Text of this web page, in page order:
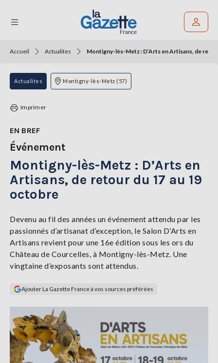
THÉMATIQUES
RÉGIONS
TENDANCES
SERVICES
LA
GAZETTE
Se
connecter
S'abonner
Accueil Actualites Montigny-lès-Metz : D’Arts en Artisans, de
Actualites Montigny-lès-Metz (57)
Imprimer
EN BREF
Événement
Montigny-lès-Metz : D’Arts en
Artisans, de retour du 17 au 19
octobre
Devenu au fil des années un événement attendu par les
passionnés d’artisanat d’exception, le Salon D’Arts en
Artisans revient pour une 16e édition sous les ors du
Château de Courcelles, à Montigny-lès-Metz. Une
vingtaine d’exposants sont attendus.
Ajouter La Gazette France à vos sources préférées